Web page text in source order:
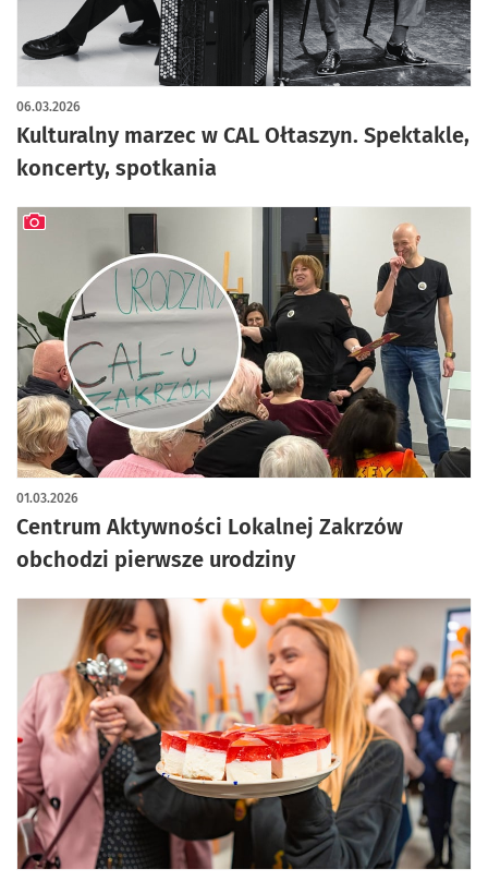
Kulturalny marzec w CAL Ołtaszyn. Spektakle,
koncerty, spotkania
06.03.2026
Centrum Aktywności Lokalnej Zakrzów
obchodzi pierwsze urodziny
01.03.2026
artykuł z galerią zdjęć